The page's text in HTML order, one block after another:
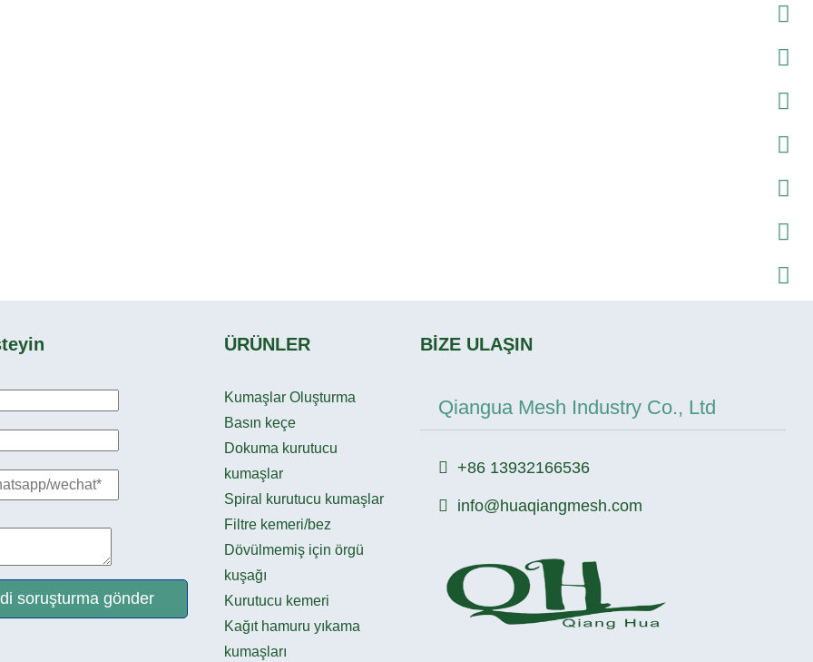
soruşturma gönder
ÜRÜNLER
Kumaşlar Oluşturma
Basın keçe
Dokuma kurutucu
kumaşlar
Spiral kurutucu kumaşlar
Filtre kemeri/bez
Dövülmemiş için örgü
kuşağı
Kurutucu kemeri
Kağıt hamuru yıkama
kumaşları
BİZE ULAŞIN
Qiangua Mesh Industry Co., Ltd
+86 13932166536
info@huaqiangmesh.com